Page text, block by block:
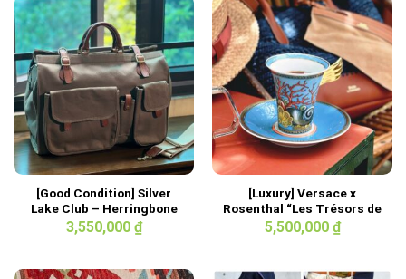
[Good Condition] Silver
Lake Club – Herringbone
Fabric 2way Bag
3,550,000 ₫
[Luxury] Versace x
Rosenthal “Les Trésors de
la Mer”
5,500,000 ₫